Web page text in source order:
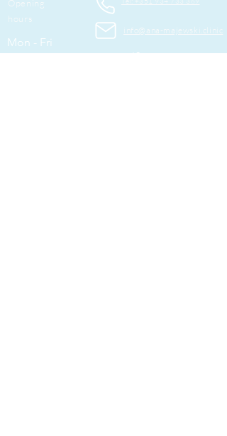
Opening
hours
Mon - Fri
info@ana-majewski.clinic